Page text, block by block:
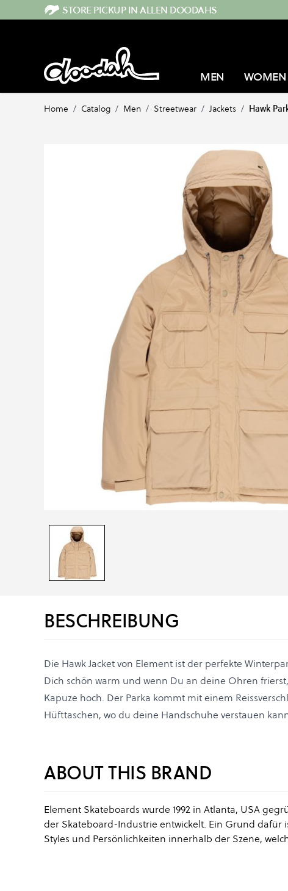
Direkt zum InhaltSTORE PICKUP IN ALLEN DOODAHS
MEN WOMEN
Home / Catalog / Men / Streetwear / Jackets / Hawk
BESCHREIBUNG
Die Hawk Jacket von Element ist der perfekte
Dich schön warm und wenn Du an deine Ohren
Kapuze hoch. Der Parka kommt mit einem
Hüfttaschen, wo du deine Handschuhe verstauen
ABOUT THIS BRAND
Element Skateboards wurde 1992 in Atlanta, USA
der Skateboard-Industrie entwickelt. Ein Grund
Styles und Persönlichkeiten innerhalb der Szene,